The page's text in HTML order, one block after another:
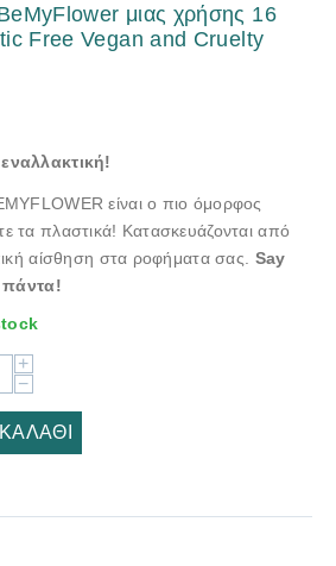
μιας χρήσης 16
Free Vegan and Cruelty
είναι ο πιο όμορφος
τα πλαστικά! Κατασκευάζονται από
αίσθηση στα ροφήματα σας. Say
πάντα!
+
−